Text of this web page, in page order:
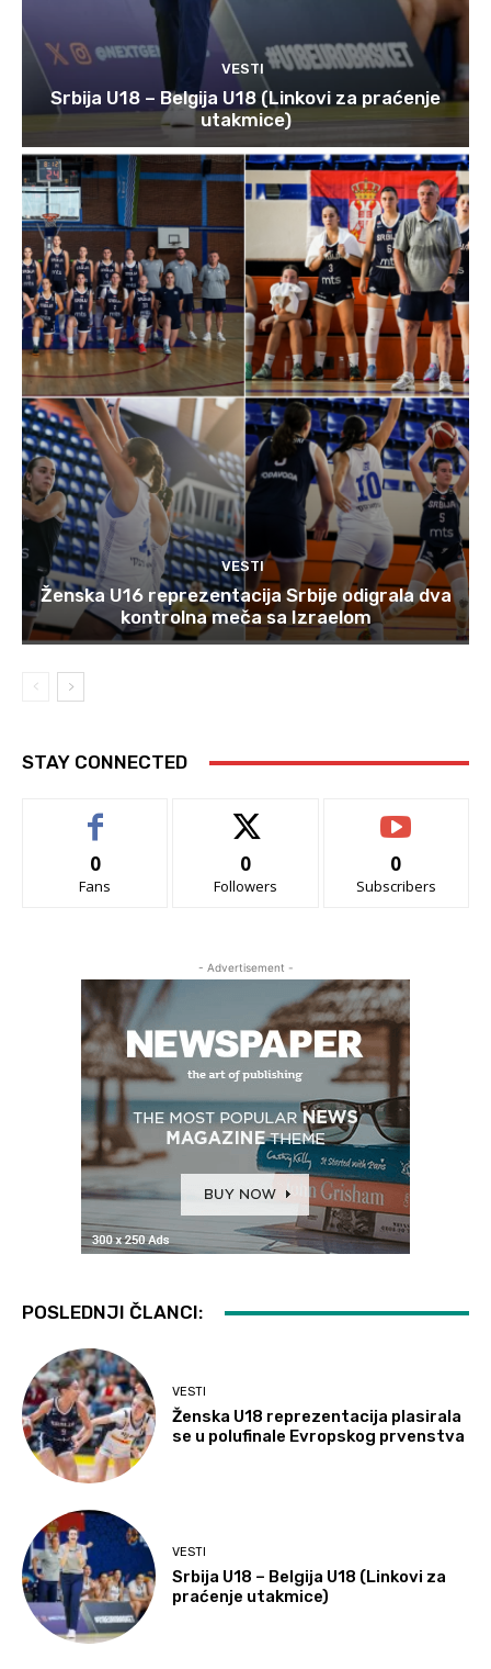
VESTI
Srbija U18 – Belgija U18 (Linkovi za praćenje
utakmice)
VESTI
Ženska U16 reprezentacija Srbije odigrala dva
kontrolna meča sa Izraelom
STAY CONNECTED
0
Fans
0
Followers
0
Subscribers
- Advertisement -
POSLEDNJI ČLANCI:
VESTI
Ženska U18 reprezentacija plasirala
se u polufinale Evropskog prvenstva
VESTI
Srbija U18 – Belgija U18 (Linkovi za
praćenje utakmice)